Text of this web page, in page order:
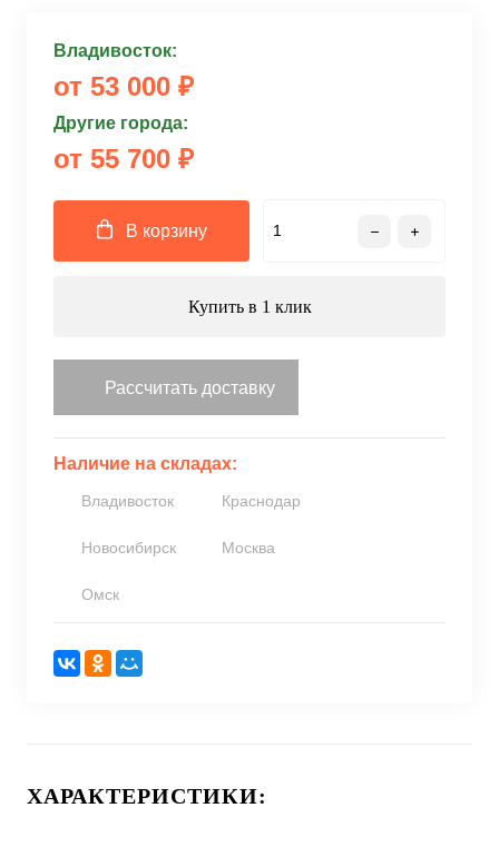
Владивосток:
от 53 000 ₽
Другие города:
от 55 700 ₽
В корзину
Купить в 1 клик
Рассчитать доставку
Наличие на складах:
Владивосток Краснодар
Новосибирск Москва
Омск
ХАРАКТЕРИСТИКИ: